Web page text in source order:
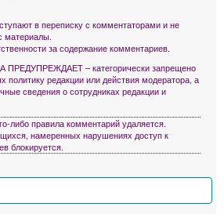
в переписку с комментаторами и не
материалы.
за содержание комментариев.
– категорически запрещено
политику редакции или действия модератора, а
сведения о сотрудниках редакции и
либо правила комментарий удаляется.
намеренных нарушениях доступ к
блокируется.